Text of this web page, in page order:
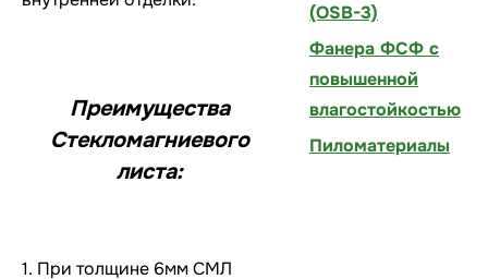
Преимущества
Стекломагниевого
листа:
1. При толщине 6мм СМЛ
(OSB-3)
Фанера ФСФ с
повышенной
влагостойкостью
Пиломатериалы